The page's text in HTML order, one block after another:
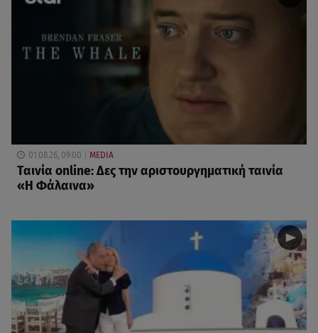
01.08.26, 09:00 MEDIA
Ταινία online: Δες την αριστουργηματική ταινία
«Η Φάλαινα»